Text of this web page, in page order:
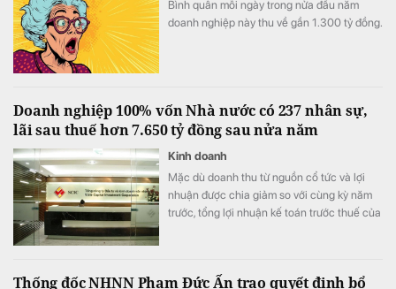
Bình quân mỗi ngày trong nửa đầu năm
doanh nghiệp này thu về gần 1.300 tỷ đồng.
Doanh nghiệp 100% vốn Nhà nước có 237 nhân sự,
lãi sau thuế hơn 7.650 tỷ đồng sau nửa năm
Kinh doanh
Mặc dù doanh thu từ nguồn cổ tức và lợi
nhuận được chia giảm so với cùng kỳ năm
trước, tổng lợi nhuận kế toán trước thuế của
tư.
Thống đốc NHNN Phạm Đức Ấn trao quyết định bổ